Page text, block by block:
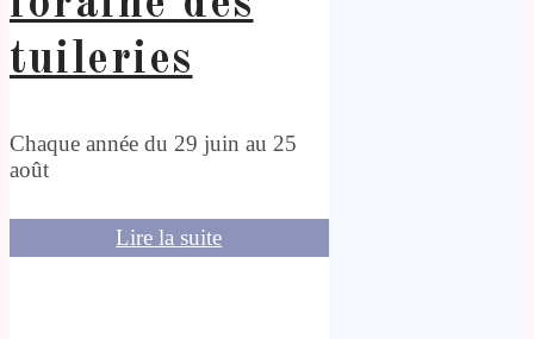
tuileries
Chaque année du 29 juin au 25
août
Lire la suite